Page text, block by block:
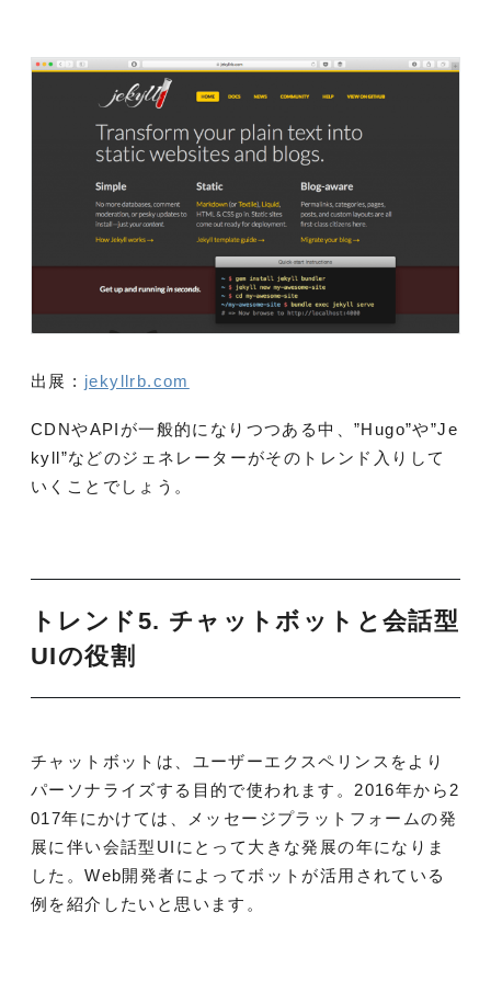
出展 : jekyllrb.com
CDNやAPIが一般的になりつつある中、”Hugo”や”Je
kyll”などのジェネレーターがそのトレンド入りして
いくことでしょう。
トレンド5. チャットボットと会話型
UIの役割
チャットボットは、ユーザーエクスペリンスをより
パーソナライズする目的で使われます。 2016年から2
017年にかけては、メッセージプラットフォームの発
展に伴い会話型UIにとって大きな発展の年になりま
した。Web開発者によってボットが活用されている
例を紹介したいと思います。